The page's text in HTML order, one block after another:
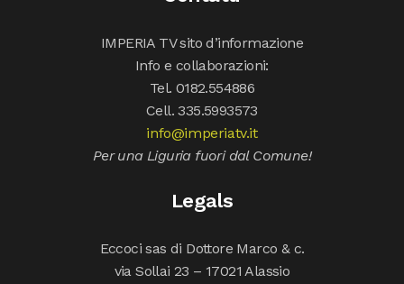
IMPERIA TV sito d’informazione
Info e collaborazioni:
Tel. 0182.554886
Cell. 335.5993573
info@imperiatv.it
Per una Liguria fuori dal Comune!
Legals
Eccoci sas di Dottore Marco & c.
via Sollai 23 – 17021 Alassio